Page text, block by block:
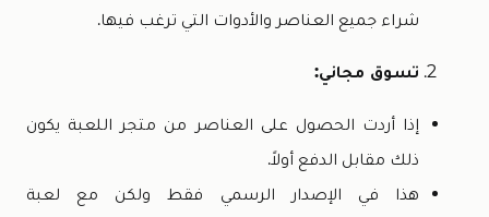
شراء جميع العناصر والأدوات التي ترغب فيها.
تسوق مجاني:
إذا أردت الحصول على العناصر من متجر اللعبة يكون
ذلك مقابل الدفع أولاً.
هذا في الإصدار الرسمي فقط ولكن مع لعبة